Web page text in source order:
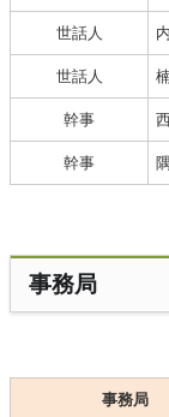
世話人
世話人
幹事
幹事
事務局
事務局